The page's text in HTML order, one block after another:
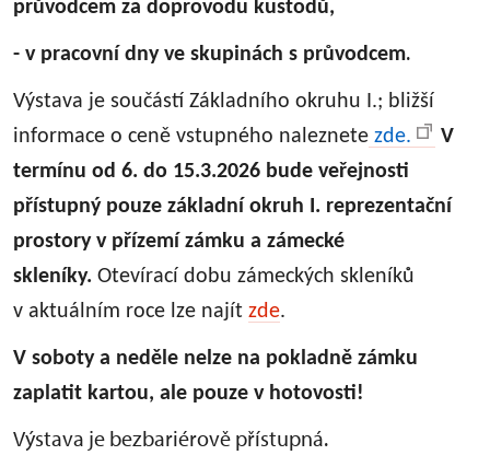
průvodcem za doprovodu kustodů,
- v pracovní dny ve skupinách s průvodcem.
Výstava je součástí Základního okruhu I.; bližší
informace o ceně vstupného naleznete zde.
V
termínu od 6. do 15.3.2026 bude veřejnosti
přístupný pouze základní okruh I. reprezentační
prostory v přízemí zámku a zámecké
skleníky. Otevírací dobu zámeckých skleníků
v aktuálním roce lze najít zde.
V soboty a neděle nelze na pokladně zámku
zaplatit kartou, ale pouze v hotovosti!
Výstava je bezbariérově přístupná.